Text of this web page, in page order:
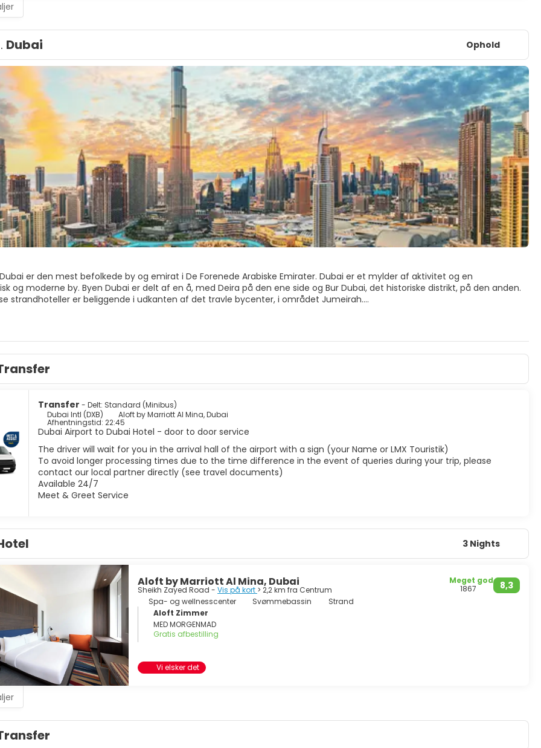
Dubai Ophold
Dubai er den mest befolkede by og emirat i De Forenede Arabiske Emirater. Dubai er et mylder af aktivitet og en
og moderne by. Byen Dubai er delt af en å, med Deira på den ene side og Bur Dubai, det historiske distrikt, på den anden.
strandhoteller er beliggende i udkanten af det travle bycenter, i området Jumeirah.
allerede nogle fantastiske arkitektoniske bygninger og har det eneste 7-stjernede hotel i verden, den højeste bygning i
fortid. Her finder du traditionelle emiratiske huse, travle souks, museer, gallerier og det eneste tilbageværende stykke
Dubai bymur. En anden stor attraktion i Dubai er Jumeirah-moskeen, der, selvom den ligger uden for den gamle bydel, er
eksempel på traditionel islamisk arkitektur.
fremadskuende by i konstant udvikling, men har formået at bevare sine traditioner og kultur. Så det er fair at sige, at Dubai
mest spændende steder i verden.
Transfer - Delt: Standard (Minibus)
Dubai Intl (DXB)
Aloft by Marriott Al Mina, Dubai
Afhentningstid: 22:45
Dubai Airport to Dubai Hotel - door to door service
The driver will wait for you in the arrival hall of the airport with a sign (your Name or LMX Touristik)
To avoid longer processing times due to the time difference in the event of queries during your trip, please
contact our local partner directly (see travel documents)
Available 24/7
Meet & Greet Service
3 Nights
Aloft by Marriott Al Mina, Dubai
Sheikh Zayed Road - Vis på kort > 2,2 km fra Centrum 8,3
Meget god
1867
Spa- og wellnesscenter
Svømmebassin
Strand
Aloft Zimmer
MED MORGENMAD
Gratis afbestilling
Vi elsker det